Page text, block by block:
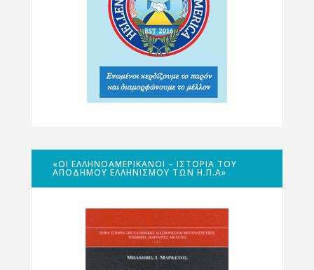
«ΟΙ ΕΛΛΗΝΟΑΜΕΡΙΚΑΝΟΊ – ΙΣΤΟΡΊΑ ΤΟΥ
ΑΠΌΔΗΜΟΥ ΕΛΛΗΝΙΣΜΟΎ ΤΩΝ Η.Π.Α»